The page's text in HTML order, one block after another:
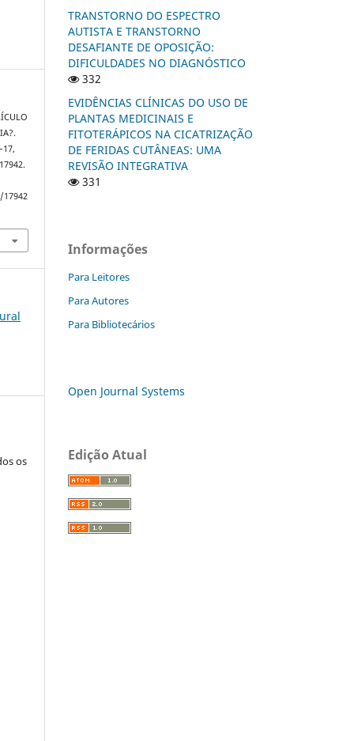
os
TRANSTORNO DO ESPECTRO
AUTISTA E TRANSTORNO
DESAFIANTE DE OPOSIÇÃO:
DIFICULDADES NO DIAGNÓSTICO
332
EVIDÊNCIAS CLÍNICAS DO USO DE
PLANTAS MEDICINAIS E
FITOTERÁPICOS NA CICATRIZAÇÃO
DE FERIDAS CUTÂNEAS: UMA
REVISÃO INTEGRATIVA
331
Informações
Para Leitores
Para Autores
Para Bibliotecários
Open Journal Systems
Edição Atual